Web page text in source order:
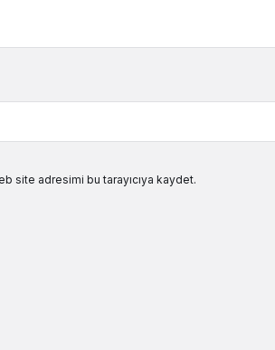
site adresimi bu tarayıcıya kaydet.